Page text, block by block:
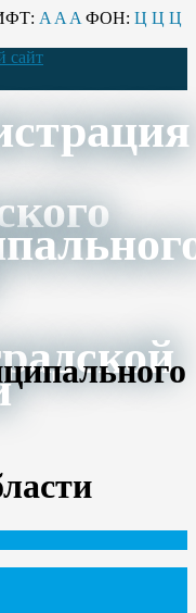
A A A ФОН: Ц Ц Ц
сайт